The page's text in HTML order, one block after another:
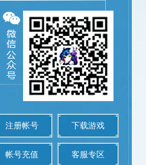
注册帐号 下载游戏
帐号充值 客服专区